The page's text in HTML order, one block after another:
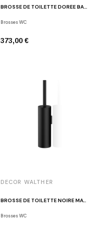
BROSSE DE TOILETTE DORÉE BAR SBG
Brosses WC
373,00 €
DECOR WALTHER
BROSSE DE TOILETTE NOIRE MAT BAR WBG
Brosses WC